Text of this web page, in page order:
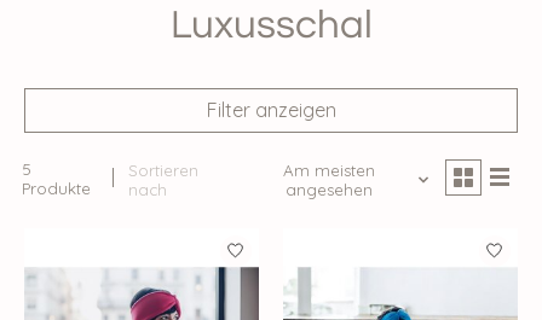
Luxusschal
Filter anzeigen
5
Produkte
Sortieren
nach
Am meisten
angesehen